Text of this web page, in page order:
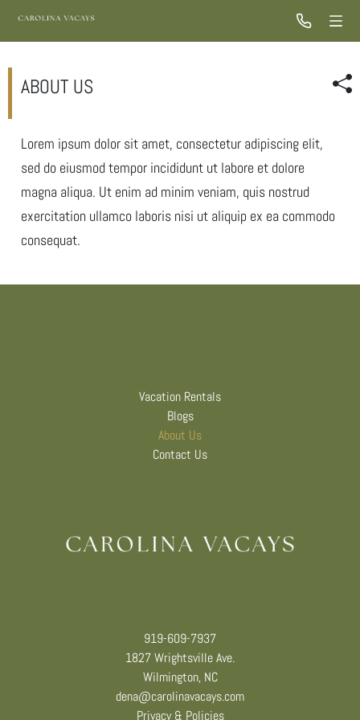
ABOUT US
Lorem ipsum dolor sit amet, consectetur adipiscing elit,
sed do eiusmod tempor incididunt ut labore et dolore
magna aliqua. Ut enim ad minim veniam, quis nostrud
exercitation ullamco laboris nisi ut aliquip ex ea commodo
consequat.
Vacation Rentals
Blogs
About Us
Contact Us
919-609-7937
1827 Wrightsville Ave.
Wilmington, NC
dena@carolinavacays.com
Privacy & Policies